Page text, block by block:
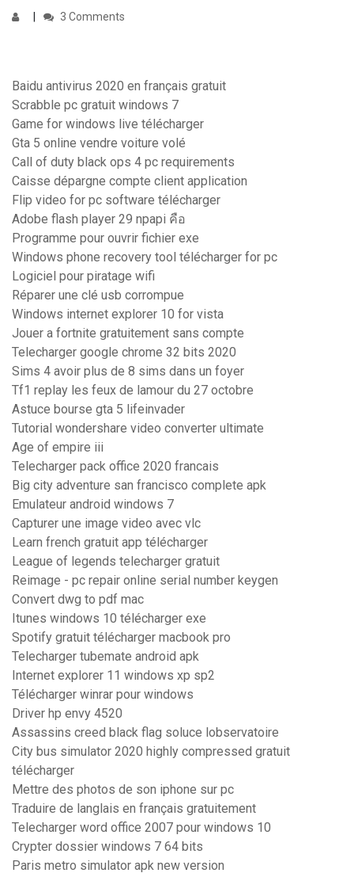
3 Comments
Baidu antivirus 2020 en français gratuit
Scrabble pc gratuit windows 7
Game for windows live télécharger
Gta 5 online vendre voiture volé
Call of duty black ops 4 pc requirements
Caisse dépargne compte client application
Flip video for pc software télécharger
Adobe flash player 29 npapi คือ
Programme pour ouvrir fichier exe
Windows phone recovery tool télécharger for pc
Logiciel pour piratage wifi
Réparer une clé usb corrompue
Windows internet explorer 10 for vista
Jouer a fortnite gratuitement sans compte
Telecharger google chrome 32 bits 2020
Sims 4 avoir plus de 8 sims dans un foyer
Tf1 replay les feux de lamour du 27 octobre
Astuce bourse gta 5 lifeinvader
Tutorial wondershare video converter ultimate
Age of empire iii
Telecharger pack office 2020 francais
Big city adventure san francisco complete apk
Emulateur android windows 7
Capturer une image video avec vlc
Learn french gratuit app télécharger
League of legends telecharger gratuit
Reimage - pc repair online serial number keygen
Convert dwg to pdf mac
Itunes windows 10 télécharger exe
Spotify gratuit télécharger macbook pro
Telecharger tubemate android apk
Internet explorer 11 windows xp sp2
Télécharger winrar pour windows
Driver hp envy 4520
Assassins creed black flag soluce lobservatoire
City bus simulator 2020 highly compressed gratuit
télécharger
Mettre des photos de son iphone sur pc
Traduire de langlais en français gratuitement
Telecharger word office 2007 pour windows 10
Crypter dossier windows 7 64 bits
Paris metro simulator apk new version